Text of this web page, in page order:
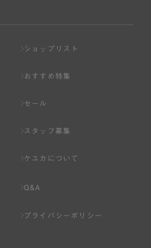
ショップリスト
おすすめ特集
セール
スタッフ募集
ケユカについて
Q&A
プライバシーポリシー